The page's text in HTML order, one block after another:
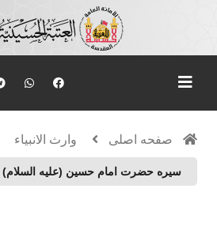
صفحه اصلی وارث الانبياء
سیره حضرت امام حسین (علیه السلام)